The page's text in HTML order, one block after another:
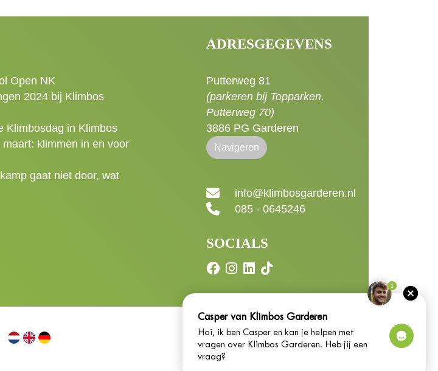
Open NK
2024 bij Klimbos
Klimbosdag in Klimbos
klimmen in en voor
gaat niet door, wat
ADRESGEGEVENS
Putterweg 81
(parkeren bij Topparken,
Putterweg 70)
3886 PG Garderen
Navigeren
info@klimbosgarderen.nl
085 - 0645246
SOCIALS
1
Casper van Klimbos Garderen
Hoi, ik ben Casper en kan je helpen met
vragen over Klimbos Garderen. Heb jij een
vraag?